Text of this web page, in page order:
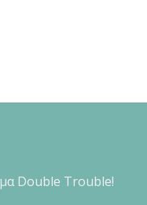
Double Trouble!